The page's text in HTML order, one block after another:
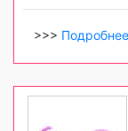
>>> Подробнее